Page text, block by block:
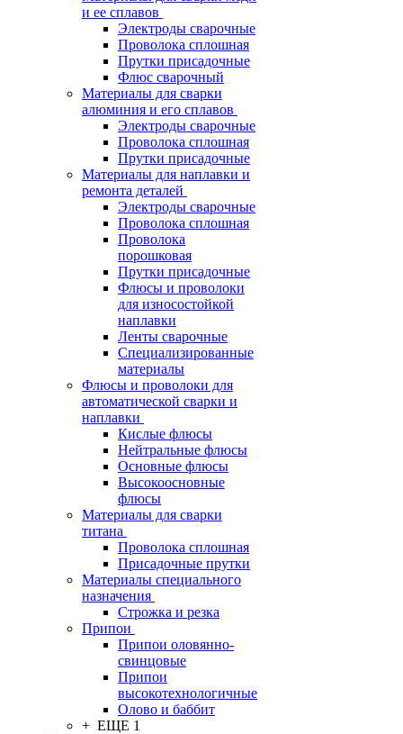
и ее сплавов
Электроды сварочные
Проволока сплошная
Прутки присадочные
Флюс сварочный
Материалы для сварки
алюминия и его сплавов
Электроды сварочные
Проволока сплошная
Прутки присадочные
Материалы для наплавки и
ремонта деталей
Электроды сварочные
Проволока сплошная
Проволока
порошковая
Прутки присадочные
Флюсы и проволоки
для износостойкой
наплавки
Ленты сварочные
Специализированные
материалы
Флюсы и проволоки для
автоматической сварки и
наплавки
Кислые флюсы
Нейтральные флюсы
Основные флюсы
Высокоосновные
флюсы
Материалы для сварки
титана
Проволока сплошная
Присадочные прутки
Материалы специального
назначения
Строжка и резка
Припои
Припои оловянно-
свинцовые
Припои
высокотехнологичные
Олово и баббит
+ ЕЩЕ 1